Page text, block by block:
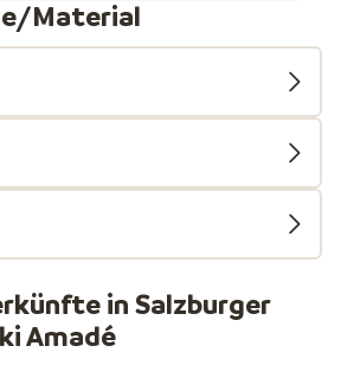
voet
steeds
aan
en
Material
in Salzburger
Amadé